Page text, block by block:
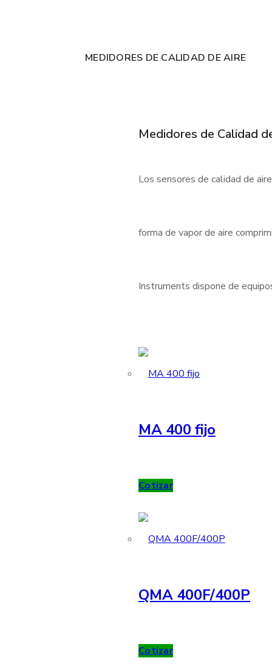
MEDIDORES DE CALIDAD DE AIRE
Medidores de Calidad
Los sensores de calidad de
forma de vapor de aire
Instruments dispone de
MA 400 fijo
Cotizar
QMA 400F/400P
Cotizar